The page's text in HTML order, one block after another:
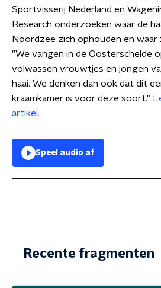
Sportvisserij Nederland en
Research onderzoeken waar de
Noordzee zich ophouden en
"We vangen in de Oosterschelde
volwassen vrouwtjes en jongen
haai. We denken dan ook dat dit
kraamkamer is voor deze soort."
artikel.
Speel audio af
Recente fragmenten